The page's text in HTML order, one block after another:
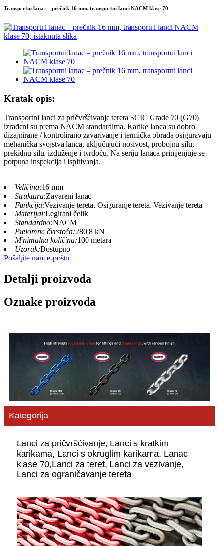
Transportni lanac – prečnik 16 mm, transportni lanci NACM klase 70
Kratak opis:
Transportni lanci za pričvršćivanje tereta SCIC Grade 70 (G70)
izrađeni su prema NACM standardima. Karike lanca su dobro
dizajnirane / kontrolirano zavarivanje i termička obrada osiguravaju
mehanička svojstva lanca, uključujući nosivost, probojnu silu,
prekidnu silu, izduženje i tvrdoću. Na seriju lanaca primjenjuje se
potpuna inspekcija i ispitivanja.
Veličina:16 mm
Struktura:Zavareni lanac
Funkcija:Vezivanje tereta, Osiguranje tereta, Vezivanje tereta
Materijal:Legirani čelik
Standardno:NACM
Prelomna čvrstoća:280,8 kN
Minimalna količina:100 metara
Uzorak:Dostupno
Pošaljite nam e-poštu
Detalji proizvoda
Oznake proizvoda
Kategorija
Lanci za pričvršćivanje, Lanci s kratkim
karikama, Lanci s okruglim karikama, Lanac
klase 70,Lanci za teret, Lanci za vezivanje,
Lanci za ograničavanje tereta